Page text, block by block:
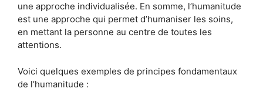
une approche individualisée. En somme, l’humanitude
est une approche qui permet d’humaniser les soins,
en mettant la personne au centre de toutes les
attentions.
Voici quelques exemples de principes fondamentaux
de l’humanitude :